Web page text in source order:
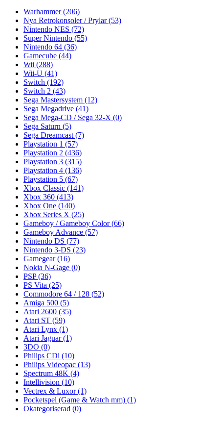
Warhammer(206)
Nya Retrokonsoler / Prylar(53)
Nintendo NES (72)
Super Nintendo (55)
Nintendo 64 (36)
Gamecube (44)
Wii (288)
Wii-U (41)
Switch (192)
Switch 2 (43)
Sega Mastersystem (12)
Sega Megadrive (41)
Sega Mega-CD / Sega 32-X (0)
Sega Saturn (5)
Sega Dreamcast (7)
Playstation 1 (57)
Playstation 2 (436)
Playstation 3 (315)
Playstation 4 (136)
Playstation 5 (67)
Xbox Classic (141)
Xbox 360 (413)
Xbox One (140)
Xbox Series X (25)
Gameboy / Gameboy Color(66)
Gameboy Advance (57)
Nintendo DS (77)
Nintendo 3-DS (23)
Gamegear(16)
Nokia N-Gage (0)
PSP(36)
PS Vita (25)
Commodore 64 / 128 (52)
Amiga 500 (5)
Atari 2600 (35)
Atari ST (59)
Atari Lynx (1)
Atari Jaguar(1)
3DO (0)
Philips CDi (10)
Philips Videopac (13)
Spectrum 48K (4)
Intellivision (10)
Vectrex & Luxor(1)
Pocketspel (Game & Watch mm) (1)
Okategoriserad (0)